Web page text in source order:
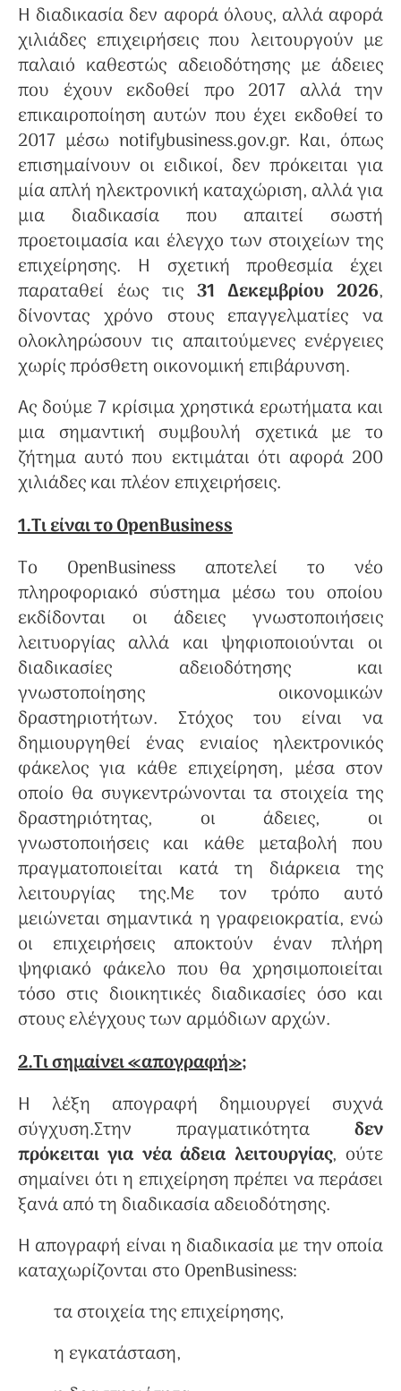
Η διαδικασία δεν αφορά όλους, αλλά αφορά
χιλιάδες επιχειρήσεις που λειτουργούν με
παλαιό καθεστώς αδειοδότησης με άδειες
που έχουν εκδοθεί προ 2017 αλλά την
επικαιροποίηση αυτών που έχει εκδοθεί το
2017 μέσω notifybusiness.gov.gr. Και, όπως
επισημαίνουν οι ειδικοί, δεν πρόκειται για
μία απλή ηλεκτρονική καταχώριση, αλλά για
μια διαδικασία που απαιτεί σωστή
προετοιμασία και έλεγχο των στοιχείων της
επιχείρησης. Η σχετική προθεσμία έχει
παραταθεί έως τις 31 Δεκεμβρίου 2026,
δίνοντας χρόνο στους επαγγελματίες να
ολοκληρώσουν τις απαιτούμενες ενέργειες
χωρίς πρόσθετη οικονομική επιβάρυνση.
Ας δούμε 7 κρίσιμα χρηστικά ερωτήματα και
μια σημαντική συμβουλή σχετικά με το
ζήτημα αυτό που εκτιμάται ότι αφορά 200
χιλιάδες και πλέον επιχειρήσεις.
1.Τι είναι το OpenBusiness
Το OpenBusiness αποτελεί το νέο
πληροφοριακό σύστημα μέσω του οποίου
εκδίδονται οι άδειες γνωστοποιήσεις
λειτυοργίας αλλά και ψηφιοποιούνται οι
διαδικασίες αδειοδότησης και
γνωστοποίησης οικονομικών
δραστηριοτήτων. Στόχος του είναι να
δημιουργηθεί ένας ενιαίος ηλεκτρονικός
φάκελος για κάθε επιχείρηση, μέσα στον
οποίο θα συγκεντρώνονται τα στοιχεία της
δραστηριότητας, οι άδειες, οι
γνωστοποιήσεις και κάθε μεταβολή που
πραγματοποιείται κατά τη διάρκεια της
λειτουργίας της.Με τον τρόπο αυτό
μειώνεται σημαντικά η γραφειοκρατία, ενώ
οι επιχειρήσεις αποκτούν έναν πλήρη
ψηφιακό φάκελο που θα χρησιμοποιείται
τόσο στις διοικητικές διαδικασίες όσο και
στους ελέγχους των αρμόδιων αρχών.
2.Τι σημαίνει «απογραφή»;
Η λέξη απογραφή δημιουργεί συχνά
σύγχυση.Στην πραγματικότητα δεν
πρόκειται για νέα άδεια λειτουργίας, ούτε
σημαίνει ότι η επιχείρηση πρέπει να περάσει
ξανά από τη διαδικασία αδειοδότησης.
Η απογραφή είναι η διαδικασία με την οποία
καταχωρίζονται στο OpenBusiness:
τα στοιχεία της επιχείρησης,
η εγκατάσταση,